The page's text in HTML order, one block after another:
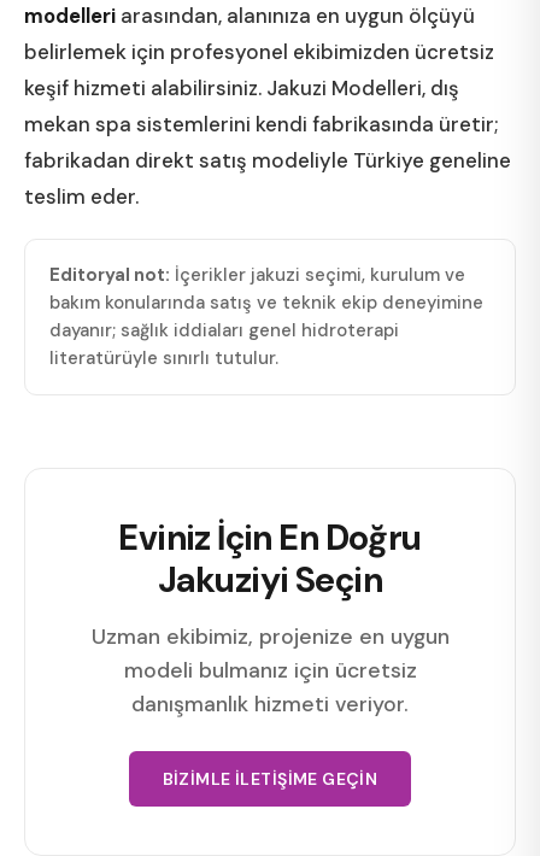
modelleri arasından, alanınıza en uygun ölçüyü
belirlemek için profesyonel ekibimizden ücretsiz
keşif hizmeti alabilirsiniz. Jakuzi Modelleri, dış
mekan spa sistemlerini kendi fabrikasında üretir;
fabrikadan direkt satış modeliyle Türkiye geneline
teslim eder.
Editoryal not: İçerikler jakuzi seçimi, kurulum ve
bakım konularında satış ve teknik ekip deneyimine
dayanır; sağlık iddiaları genel hidroterapi
literatürüyle sınırlı tutulur.
Eviniz İçin En Doğru
Jakuziyi Seçin
Uzman ekibimiz, projenize en uygun
modeli bulmanız için ücretsiz
danışmanlık hizmeti veriyor.
BIZIMLE İLETIŞIME GEÇIN